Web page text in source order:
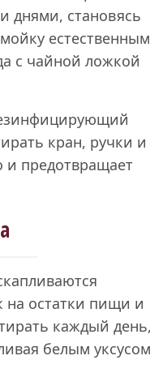
днями, становясь
естественным
с чайной ложкой
кран, ручки и
и предотвращает
на остатки пищи и
каждый
белым